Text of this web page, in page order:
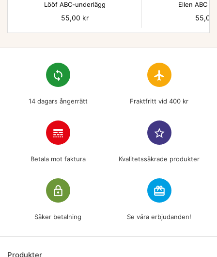
Lööf ABC-underlägg
Pris
55,00 kr
Ellen ABC
Pris
55,00
loop
14 dagars ångerrätt
flight
Fraktfritt vid 400 kr
line_style
Betala mot faktura
star_border
Kvalitetssäkrade produkter
lock_outline
Säker betalning
redeem
Se våra erbjudanden!
Produkter